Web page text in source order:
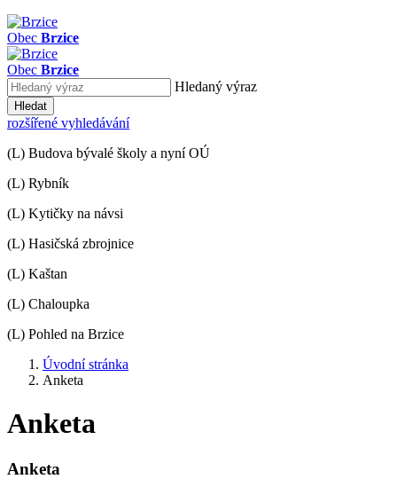
Obec Brzice
Obec Brzice
Hledaný výraz
Hledat
rozšířené vyhledávání
(L) Budova bývalé školy a nyní OÚ
(L) Rybník
(L) Kytičky na návsi
(L) Hasičská zbrojnice
(L) Kaštan
(L) Chaloupka
(L) Pohled na Brzice
Úvodní stránka
Anketa
Anketa
Anketa